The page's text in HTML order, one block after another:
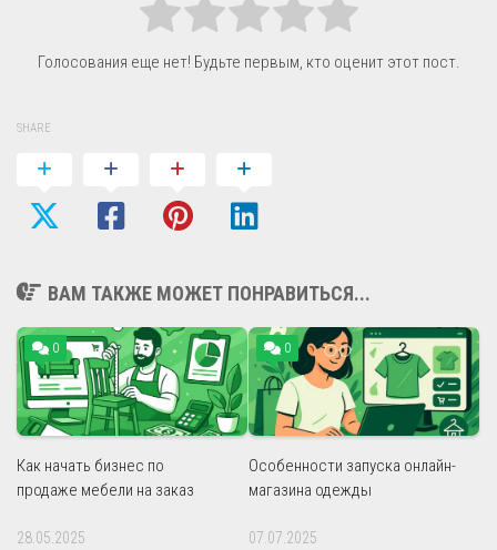
Голосования еще нет! Будьте первым, кто оценит этот пост.
SHARE
ВАМ ТАКЖЕ МОЖЕТ ПОНРАВИТЬСЯ...
0
Как начать бизнес по
продаже мебели на заказ
28.05.2025
0
Особенности запуска онлайн-
магазина одежды
07.07.2025